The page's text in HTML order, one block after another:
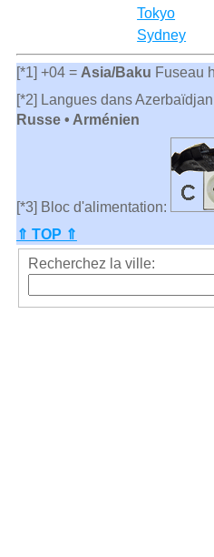
Tokyo
Sydney
[*1] +04 = Asia/Baku Fuseau
[*2] Langues dans Azerbaïdjan
Russe • Arménien
[*3] Bloc d'alimentation:
⇑ TOP ⇑
Recherchez la ville: